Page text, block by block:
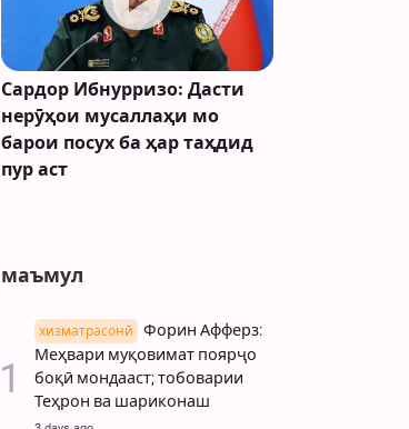
Сардор Ибнурризо: Дасти
нерӯҳои мусаллаҳи мо
барои посух ба ҳар таҳдид
пур аст
маъмул
хизматрасонй
Форин Афферз:
Меҳвари муқовимат поярҷо
боқӣ мондааст; тобоварии
Теҳрон ва шариконаш